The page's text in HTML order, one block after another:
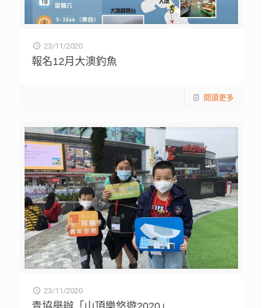
23/11/2020
報名12月大澳釣魚
閱讀更多
23/11/2020